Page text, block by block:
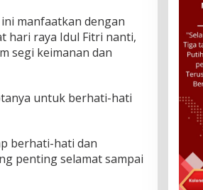
manfaatkan dengan
hari raya Idul Fitri nanti,
segi keimanan dan
untuk berhati-hati
berhati-hati dan
penting selamat sampai